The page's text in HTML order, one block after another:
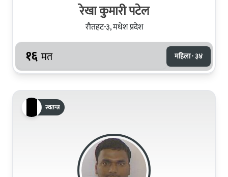
रेखा कुमारी पटेल
रौतहट-३, मधेश प्रदेश
१६ मत महिला · ३४
स्वतन्त्र